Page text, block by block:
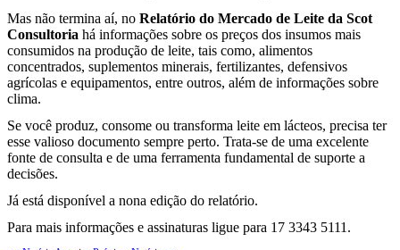
Mas não termina aí, no Relatório do Mercado de Leite da Scot
Consultoria há informações sobre os preços dos insumos mais
consumidos na produção de leite, tais como, alimentos
concentrados, suplementos minerais, fertilizantes, defensivos
agrícolas e equipamentos, entre outros, além de informações sobre
clima.
Se você produz, consome ou transforma leite em lácteos, precisa ter
esse valioso documento sempre perto. Trata-se de uma excelente
fonte de consulta e de uma ferramenta fundamental de suporte a
decisões.
Já está disponível a nona edição do relatório.
Para mais informações e assinaturas ligue para 17 3343 5111.